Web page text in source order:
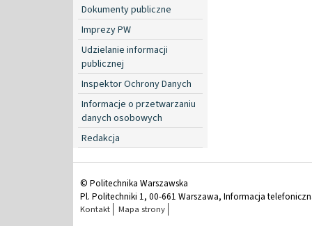
Dokumenty publiczne
Imprezy PW
Udzielanie informacji
publicznej
Inspektor Ochrony Danych
Informacje o przetwarzaniu
danych osobowych
Redakcja
© Politechnika Warszawska
Pl. Politechniki 1, 00-661 Warszawa, Informacja
Kontakt Mapa strony